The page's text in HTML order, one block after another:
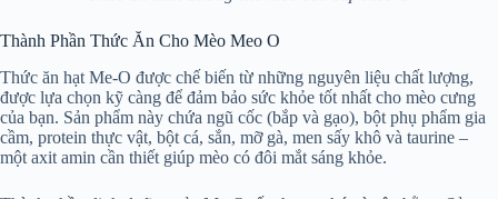
Thành Phần Thức Ăn Cho Mèo Meo O
Thức ăn hạt Me-O được chế biến từ những nguyên liệu chất lượng,
được lựa chọn kỹ càng để đảm bảo sức khỏe tốt nhất cho mèo cưng
của bạn. Sản phẩm này chứa ngũ cốc (bắp và gạo), bột phụ phẩm gia
cầm, protein thực vật, bột cá, sắn, mỡ gà, men sấy khô và taurine –
một axit amin cần thiết giúp mèo có đôi mắt sáng khỏe.